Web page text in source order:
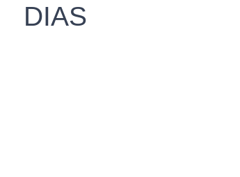
DIAS